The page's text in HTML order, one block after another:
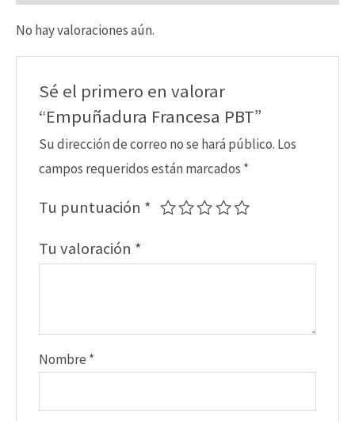
No hay valoraciones aún.
Sé el primero en valorar
“Empuñadura Francesa PBT”
Su dirección de correo no se hará público. Los
campos requeridos están marcados *
Tu puntuación *
Tu valoración *
Nombre *